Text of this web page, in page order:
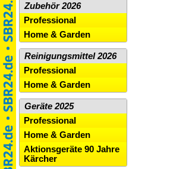
Zubehör 2026
Professional
Home & Garden
Reinigungsmittel 2026
Professional
Home & Garden
Geräte 2025
Professional
Home & Garden
Aktionsgeräte 90 Jahre
Kärcher